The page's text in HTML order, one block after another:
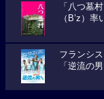
「八つ墓
（B’z）
フランシ
「逆流の